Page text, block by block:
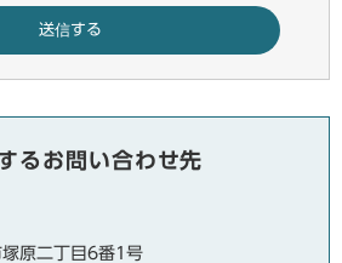
るお問い合わせ先
原二丁目6番1号